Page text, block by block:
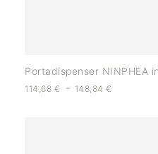
Portadispenser NINPHEA
114,68 € - 148,84€